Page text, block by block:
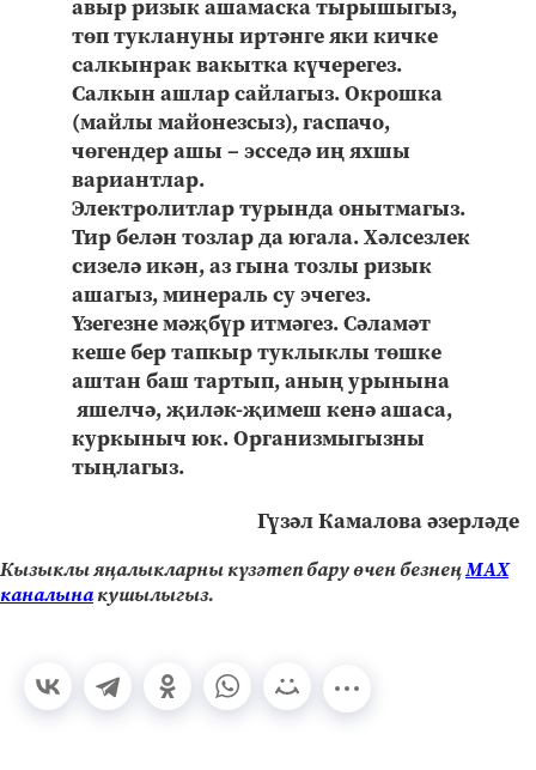
авыр ризык ашамаска тырышыгыз,
төп туклануны иртәнге яки кичке
салкынрак вакытка күчерегез.
Салкын ашлар сайлагыз. Окрошка
(майлы майонезсыз), гаспачо,
чөгендер ашы – эсседә иң яхшы
вариантлар.
Электролитлар турында онытмагыз.
Тир белән тозлар да югала. Хәлсезлек
сизелә икән, аз гына тозлы ризык
ашагыз, минераль су эчегез.
Үзегезне мәҗбүр итмәгез. Сәламәт
кеше бер тапкыр туклыклы төшке
аштан баш тартып, аның урынына
яшелчә, җиләк-җимеш кенә ашаса,
куркыныч юк. Организмыгызны
тыңлагыз.
Гүзәл Камалова әзерләде
Кызыклы яңалыкларны күзәтеп бару өчен безнеңМАХ
каналынакушылыгыз.